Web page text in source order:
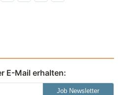
E-Mail erhalten:
Job Newsletter